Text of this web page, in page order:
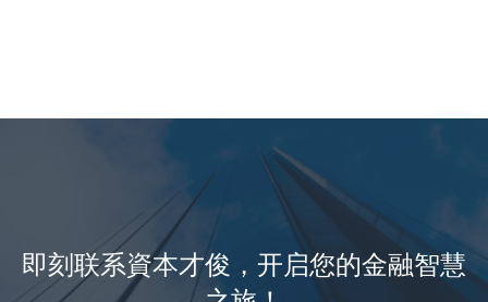
即刻联系資本才俊，开启您的金融智慧